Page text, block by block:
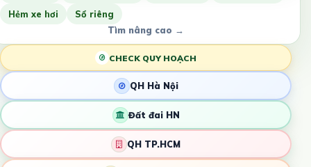
Hẻm xe hơi
Sổ riêng
Tìm nâng cao →
CHECK QUY HOẠCH
QH Hà Nội
Đất đai HN
QH TP.HCM